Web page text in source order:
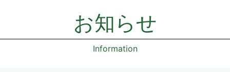
お知らせ
Information